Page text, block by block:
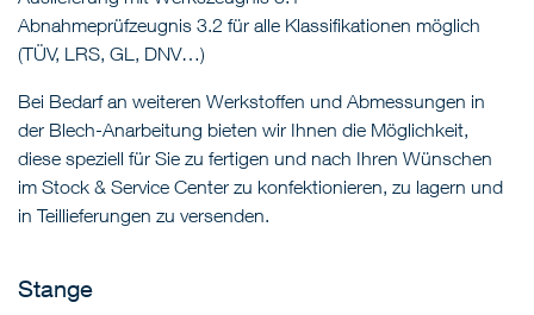
Abnahmeprüfzeugnis 3.2 für alle Klassifikationen möglich
(TÜV, LRS, GL, DNV…)
Bei Bedarf an weiteren Werkstoffen und Abmessungen in
der Blech-Anarbeitung bieten wir Ihnen die Möglichkeit,
diese speziell für Sie zu fertigen und nach Ihren Wünschen
im Stock & Service Center zu konfektionieren, zu lagern und
in Teillieferungen zu versenden.
Stange